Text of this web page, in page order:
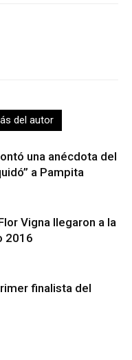
del autor
una anécdota del
a Pampita
Vigna llegaron a la
2016
finalista del